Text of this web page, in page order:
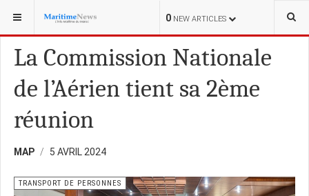
0 NEW ARTICLES
VOUS ÊTES ICI : TRANSPORT DE PERSONNES
La Commission Nationale
de l’Aérien tient sa 2ème
réunion
MAP 5 AVRIL 2024
TRANSPORT DE PERSONNES